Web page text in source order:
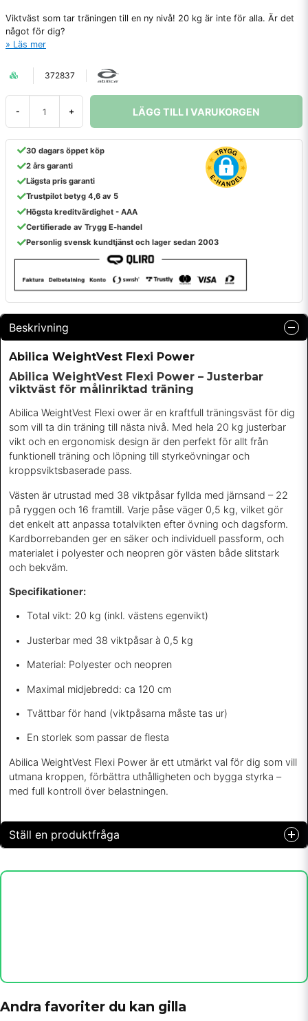
Viktväst som tar träningen till en ny nivå! 20 kg är inte för alla. Är det
något för dig?
Läs mer
372837
- + LÄGG TILL I VARUKORGEN
30 dagars öppet köp
2 års garanti
Lägsta pris garanti
Trustpilot betyg 4,6 av 5
Högsta kreditvärdighet - AAA
Certifierade av Trygg E-handel
Personlig svensk kundtjänst och lager sedan 2003
Beskrivning
Abilica WeightVest Flexi Power
Abilica WeightVest Flexi Power – Justerbar
viktväst för målinriktad träning
Abilica WeightVest Flexi ower är en kraftfull träningsväst för dig
som vill ta din träning till nästa nivå. Med hela 20 kg justerbar
vikt och en ergonomisk design är den perfekt för allt från
funktionell träning och löpning till styrkeövningar och
kroppsviktsbaserade pass.
Västen är utrustad med 38 viktpåsar fyllda med järnsand – 22
på ryggen och 16 framtill. Varje påse väger 0,5 kg, vilket gör
det enkelt att anpassa totalvikten efter övning och dagsform.
Kardborrebanden ger en säker och individuell passform, och
materialet i polyester och neopren gör västen både slitstark
och bekväm.
Specifikationer:
Total vikt: 20 kg (inkl. västens egenvikt)
Justerbar med 38 viktpåsar à 0,5 kg
Material: Polyester och neopren
Maximal midjebredd: ca 120 cm
Tvättbar för hand (viktpåsarna måste tas ur)
En storlek som passar de flesta
Abilica WeightVest Flexi Power är ett utmärkt val för dig som vill
utmana kroppen, förbättra uthålligheten och bygga styrka –
med full kontroll över belastningen.
Ställ en produktfråga
Fråga oss något om denna produkten...
Mejladress
Andra favoriter du kan gilla